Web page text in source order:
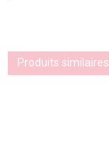
Produits similaires